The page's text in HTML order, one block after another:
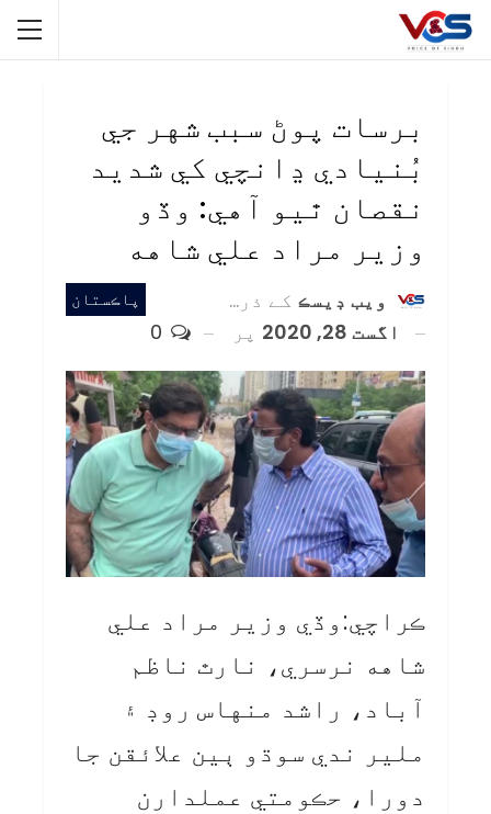
برسات پوڻ سبب شهر جي
بُنيادي ڍانچي کي شديد
نقصان ٿيو آهي: وڏو
وزير مراد علي شاهه
پاڪستان ويب ڊيسڪ کے ذریعہ
اگست 28, 2020
پر
ڪراچي:وڏي وزير مراد علي
شاهه نرسري، نارٿ ناظم
آباد، راشد منهاس روڊ ۽
ملير ندي سوڌو ٻين علائقن جا
دورا، حڪومتي عملدارن